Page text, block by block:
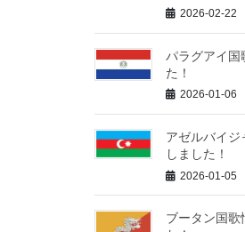
2026-02-22
パラグアイ国
た！
2026-01-06
アゼルバイジ
しました！
2026-01-05
ブータン国歌